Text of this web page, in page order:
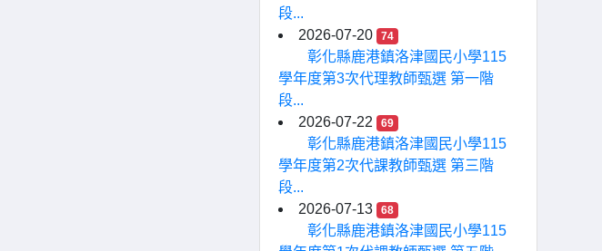
段...
2026-07-20
74
彰化縣鹿港鎮洛津國民小學115
學年度第3次代理教師甄選 第一階
段...
2026-07-22
69
彰化縣鹿港鎮洛津國民小學115
學年度第2次代課教師甄選 第三階
段...
2026-07-13
68
彰化縣鹿港鎮洛津國民小學115